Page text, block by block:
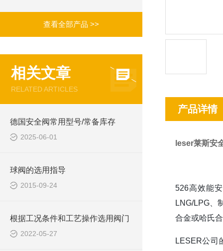
查看全部产品 >>
相关文章
RELATED ARTICLES
德国安全阀常用型号/常备库存
2025-06-01
球阀的选用指导
2015-09-24
根据工况条件和工艺操作选用阀门
2022-05-27
产品详情
leser莱斯安
526高效能
LNG/LPG、
合金或哈氏
LESER公司